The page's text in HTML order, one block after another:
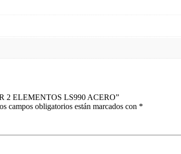
2 ELEMENTOS LS990 ACERO”
campos obligatorios están marcados con *